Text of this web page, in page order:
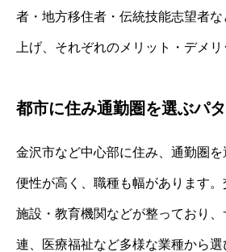
者・地方移住者・伝統技能志望者な
上げ、それぞれのメリット・デメリ
都市に住み通勤圏を選ぶパ
金沢市など中心部に住み、通勤圏を
便性が高く、職種も幅があります
施設・教育機関などが整っており
連、医療福祉など多様な業種から